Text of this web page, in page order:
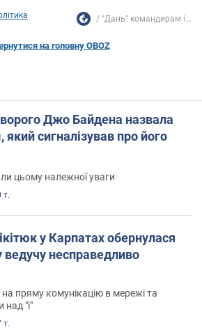
"Дань" командирам і...
на головну OBOZ
Джо Байдена назвала
сигналізував про його
цьому належної уваги
т.
у Карпатах обернулася
несправедливо
пряму комунікацію в мережі та
над "і"
т.